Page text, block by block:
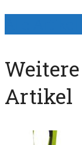
Artikel